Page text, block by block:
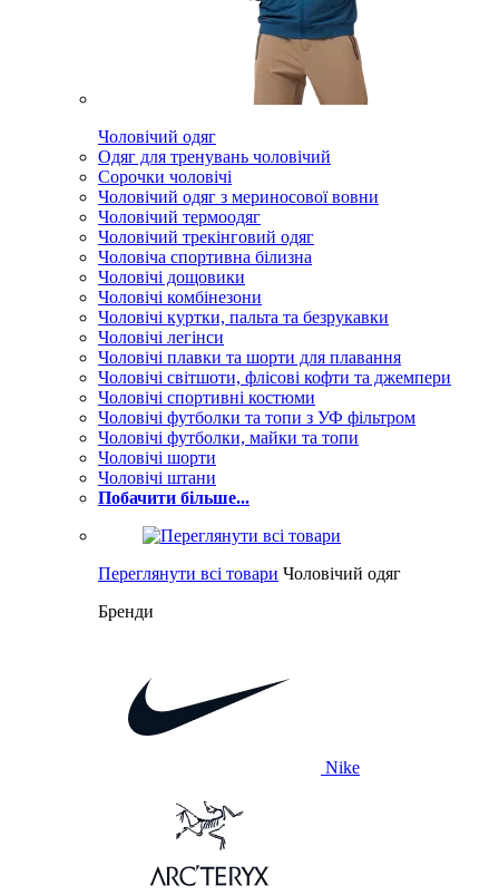
Чоловічий одяг
Одяг для тренувань чоловічий
Сорочки чоловічі
Чоловічий одяг з мериносової вовни
Чоловічий термоодяг
Чоловічий трекінговий одяг
Чоловіча спортивна білизна
Чоловічі дощовики
Чоловічі комбінезони
Чоловічі куртки, пальта та безрукавки
Чоловічі легінси
Чоловічі плавки та шорти для плавання
Чоловічі світшоти, флісові кофти та джемпери
Чоловічі спортивні костюми
Чоловічі футболки та топи з УФ фільтром
Чоловічі футболки, майки та топи
Чоловічі шорти
Чоловічі штани
Побачити більше...
Переглянути всі товари Чоловічий одяг
Бренди
Nike